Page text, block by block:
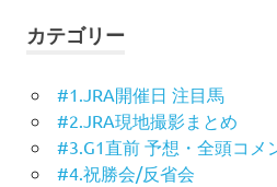
カテゴリー
#1.JRA開催日 注目馬
#2.JRA現地撮影まとめ
#3.G1直前 予想・全頭コメ
#4.祝勝会/反省会